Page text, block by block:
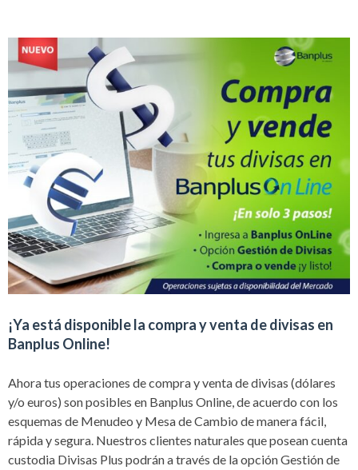
¡Ya está disponible la compra y venta de divisas en
Banplus Online!
Ahora tus operaciones de compra y venta de divisas (dólares
y/o euros) son posibles en Banplus Online, de acuerdo con los
esquemas de Menudeo y Mesa de Cambio de manera fácil,
rápida y segura. Nuestros clientes naturales que posean cuenta
custodia Divisas Plus podrán a través de la opción Gestión de